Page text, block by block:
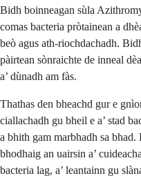
Bidh boinneagan sùla
comas bacteria pròtainean a
beò agus ath-riochdachadh.
pàirtean sònraichte de inneal
a’ dùnadh am fàs.
Thathas den bheachd gur e
ciallachadh gu bheil e a’ stad
a bhith gam marbhadh sa
bhodhaig an uairsin a’
bacteria lag, a’ leantainn gu